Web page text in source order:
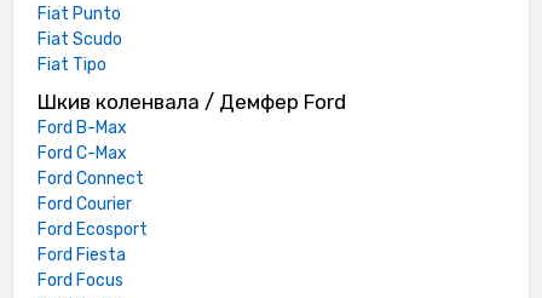
Fiat Punto
Fiat Scudo
Fiat Tipo
Шкив коленвала / Демфер Ford
Ford B-Max
Ford C-Max
Ford Connect
Ford Courier
Ford Ecosport
Ford Fiesta
Ford Focus